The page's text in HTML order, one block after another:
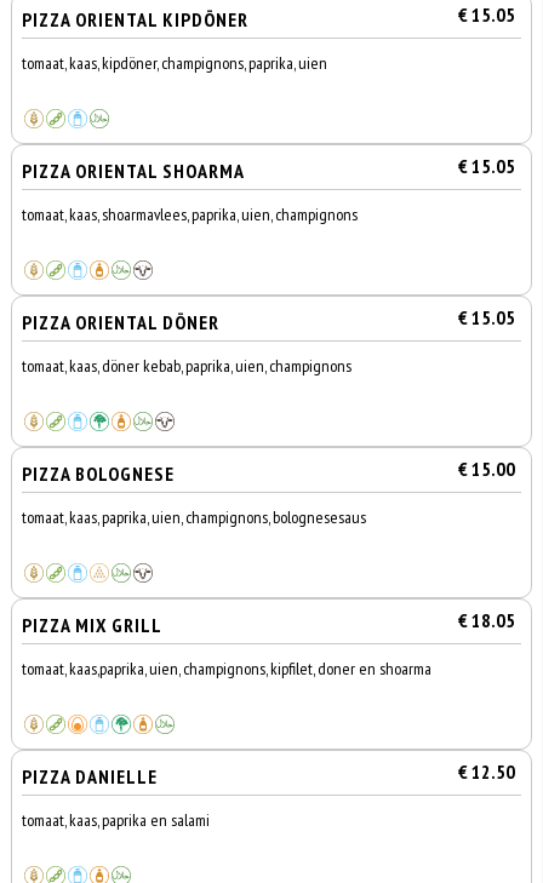
PIZZA ORIENTAL KIPDÖNER € 15.05
tomaat, kaas, kipdöner, champignons, paprika, uien
PIZZA ORIENTAL SHOARMA € 15.05
tomaat, kaas, shoarmavlees, paprika, uien, champignons
PIZZA ORIENTAL DÖNER € 15.05
tomaat, kaas, döner kebab, paprika, uien, champignons
PIZZA BOLOGNESE € 15.00
tomaat, kaas, paprika, uien, champignons, bolognesesaus
PIZZA MIX GRILL € 18.05
tomaat, kaas,paprika, uien, champignons, kipfilet, doner en shoarma
PIZZA DANIELLE € 12.50
tomaat, kaas, paprika en salami